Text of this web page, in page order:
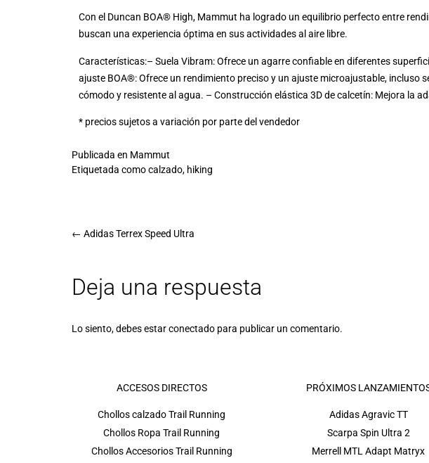
Con el Duncan BOA® High, Mammut ha logrado un equilibrio perfecto entre
buscan una experiencia óptima en sus actividades al aire libre.
Características:– Suela Vibram: Ofrece un agarre confiable en diferentes
ajuste BOA®: Ofrece un rendimiento preciso y un ajuste microajustable, incluso
cómodo y resistente al agua. – Construcción elástica 3D de calcetín: Mejora la
* precios sujetos a variación por parte del vendedor
Publicada en Mammut
Etiquetada comocalzado, hiking
← Adidas Terrex Speed Ultra
Deja una respuesta
Lo siento, debes estarconectado para publicar un comentario.
ACCESOS DIRECTOS
Chollos calzado Trail Running
Chollos Ropa Trail Running
Chollos Accesorios Trail Running
PRÓXIMOS
Adidas Agravic TT
Scarpa Spin Ultra 2
Merrell MTL Adapt Matryx